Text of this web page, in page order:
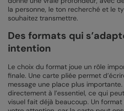
la personne, le ton recherché et le
souhaitez transmettre.
Des formats qui
intention
Le choix du format joue un rôle
finale. Une carte pliée permet
message une place plus
directement à l’essentiel, ce qui
visuel fait déjà beaucoup. Un